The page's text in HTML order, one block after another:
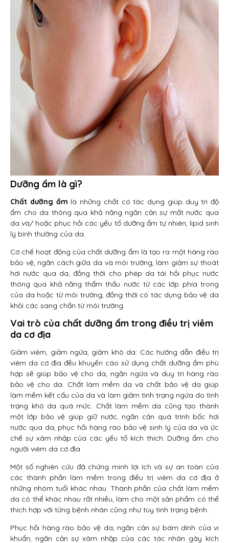
Dưỡng ẩm là gì?
Chất dưỡng ẩm là những chất có tác dụng giúp duy trì độ
ẩm cho da thông qua khả năng ngăn cản sự mất nước qua
da và/ hoặc phục hồi các yếu tố dưỡng ẩm tự nhiên, lipid sinh
lý bình thường của da.
Cơ chế hoạt động của chất dưỡng ẩm là tạo ra một hàng rào
bảo vệ, ngăn cách giữa da và môi trường, làm giảm sự thoát
hơi nước qua da, đồng thời cho phép da tái hồi phục nước
thông qua khả năng thẩm thấu nước từ các lớp phía trong
của da hoặc từ môi trường, đồng thời có tác dụng bảo vệ da
khỏi các sang chấn từ môi trường.
Vai trò của chất dưỡng ẩm trong điều trị viêm
da cơ địa
Giảm viêm, giảm ngứa, giảm khô da: Các hướng dẫn điều trị
viêm da cơ địa đều khuyến cáo sử dụng chất dưỡng ẩm phù
hợp sẽ giúp bảo vệ cho da, ngăn ngừa và duy trì hàng rào
bảo vệ cho da. Chất làm mềm da và chất bảo vệ da giúp
làm mềm kết cấu của da và làm giảm tình trạng ngứa do tình
trạng khô da quá mức. Chất làm mềm da cũng tạo thành
một lớp bảo vệ giúp giữ nước, ngăn cản quá trình bốc hơi
nước qua da, phục hồi hàng rào bảo vệ sinh lý của da và ức
chế sự xâm nhập của các yếu tố kích thích. Dưỡng ẩm cho
người viêm da cơ địa
Một số nghiên cứu đã chứng minh lợi ích và sự an toàn của
các thành phần làm mềm trong điều trị viêm da cơ địa ở
những nhóm tuổi khác nhau. Thành phần của chất làm mềm
da có thể khác nhau rất nhiều, làm cho một sản phẩm có thể
thích hợp với từng bệnh nhân cũng như tùy tình trạng bệnh.
Phục hồi hàng rào bảo vệ da, ngăn cản sự bám dính của vi
khuẩn, ngăn cản sự xâm nhập của các tác nhân gây kích